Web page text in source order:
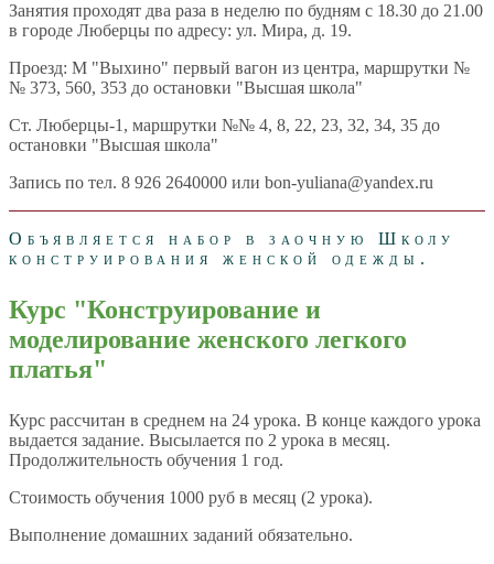
Занятия проходят два раза в неделю по будням с 18.30 до 21.00
в городе Люберцы по адресу: ул. Мира, д. 19.
Проезд: М "Выхино" первый вагон из центра, маршрутки №
№ 373, 560, 353 до остановки "Высшая школа"
Ст. Люберцы-1, маршрутки №№ 4, 8, 22, 23, 32, 34, 35 до
остановки "Высшая школа"
Запись по тел. 8 926 2640000 или bon-yuliana@yandex.ru
Объявляется набор в заочную Школу
конструирования женской одежды.
Курс "Конструирование и
моделирование женского легкого
платья"
Курс рассчитан в среднем на 24 урока. В конце каждого урока
выдается задание. Высылается по 2 урока в месяц.
Продолжительность обучения 1 год.
Стоимость обучения 1000 руб в месяц (2 урока).
Выполнение домашних заданий обязательно.